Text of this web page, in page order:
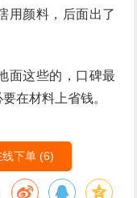
用颜料，后面出了
面这些的，口碑最
在材料上省钱。
线下单 (6)